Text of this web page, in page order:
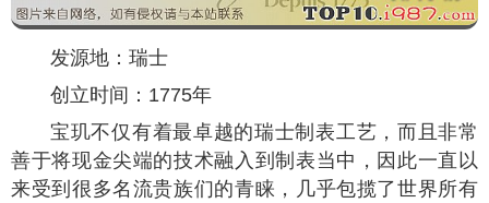
发源地：瑞士
创立时间：1775年
宝玑不仅有着最卓越的瑞士制表工艺，而且非常
善于将现金尖端的技术融入到制表当中，因此一直以
来受到很多名流贵族们的青睐，几乎包揽了世界所有